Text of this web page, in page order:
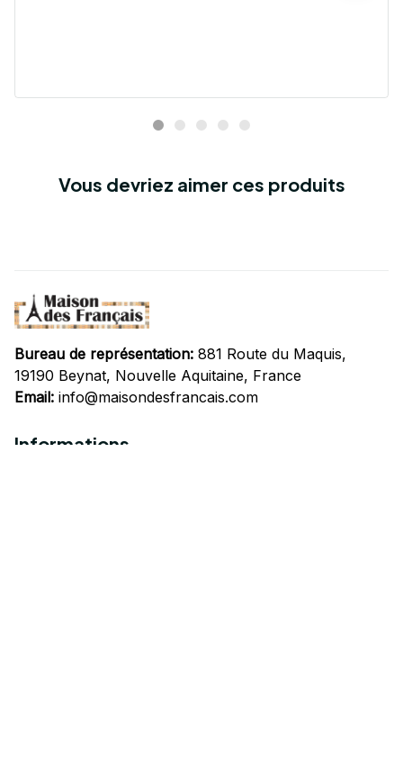
Vous devriez aimer ces produits
Bureau de représentation: 881 Route du Maquis,
19190 Beynat, Nouvelle Aquitaine, France
Email: info@maisondesfrancais.com
Informations